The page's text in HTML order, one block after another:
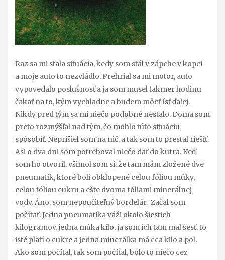
Raz sa mi stala situácia, kedy som stál v zápche v kopci
a moje auto to nezvládlo. Prehrial sa mi motor, auto
vypovedalo poslušnosť a ja som musel takmer hodinu
čakať na to, kým vychladne a budem môcť ísť ďalej.
Nikdy pred tým sa mi niečo podobné nestalo. Doma som
preto rozmýšľal nad tým, čo mohlo túto situáciu
spôsobiť. Neprišiel som na nič, a tak som to prestal riešiť.
Asi o dva dni som potreboval niečo dať do kufra. Keď
som ho otvoril, všimol som si, že tam mám zložené dve
pneumatík, ktoré boli obklopené celou fóliou múky,
celou fóliou cukru a ešte dvoma fóliami minerálnej
vody. Áno, som nepoučiteľný bordelár. Začal som
počítať. Jedna pneumatika váži okolo šiestich
kilogramov, jedna múka kilo, ja som ich tam mal šesť, to
isté platí o cukre a jedna minerálka má cca kilo a pol.
Ako som počítal, tak som počítal, bolo to niečo cez